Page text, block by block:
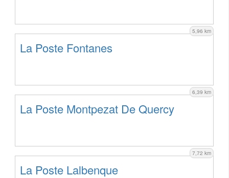
5,96 km
La Poste Fontanes
6,39 km
La Poste Montpezat De Quercy
7,72 km
La Poste Lalbenque